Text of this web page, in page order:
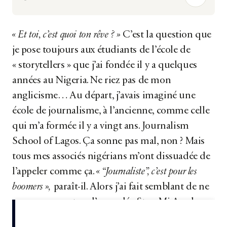
« Et toi, c’est quoi ton rêve ? » C’est la question que
je pose toujours aux étudiants de l’école de
« storytellers » que j’ai fondée il y a quelques
années au Nigeria. Ne riez pas de mon
anglicisme… Au départ, j’avais imaginé une
école de journalisme, à l’ancienne, comme celle
qui m’a formée il y a vingt ans. Journalism
School of Lagos. Ça sonne pas mal, non ? Mais
tous mes associés nigérians m’ont dissuadée de
l’appeler comme ça.« “Journaliste”, c’est pour les
boomers », paraît-il. Alors j’ai fait semblant de ne
pas me vexer, et on l’a appelée StoryMi Academy.